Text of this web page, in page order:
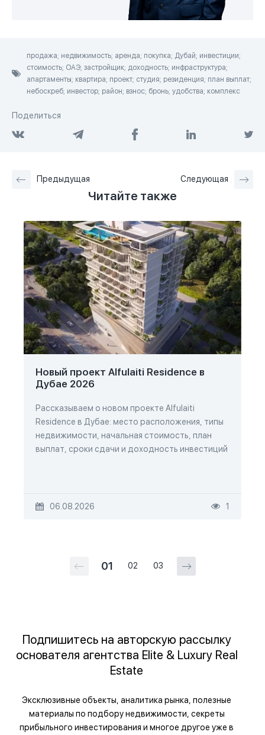
продажа; недвижимость; аренда; покупка; Дубай; инвестиции;
стоимость; ОАЭ; застройщик; доходность; инфраструктура;
апартаменты; квартира; проект; студия; резиденция; план выплат;
небоскреб; инвестор; район; взнос; бронь; удобства; комплекс
Поделиться
Предыдущая Следующая
Читайте также
Новый проект Alfulaiti Residence в
Дубае 2026
Рассказываем о новом проекте Alfulaiti
Residence в Дубае: место расположения, типы
недвижимости, начальная стоимость, план
выплат, сроки сдачи и доходность инвестиций
06.08.2026 1
01 02 03
Подпишитесь на авторскую рассылку
основателя агентства Elite & Luxury Real
Estate
Эксклюзивные объекты, аналитика рынка, полезные
материалы по подбору недвижимости, секреты
прибыльного инвестирования и многое другое уже в